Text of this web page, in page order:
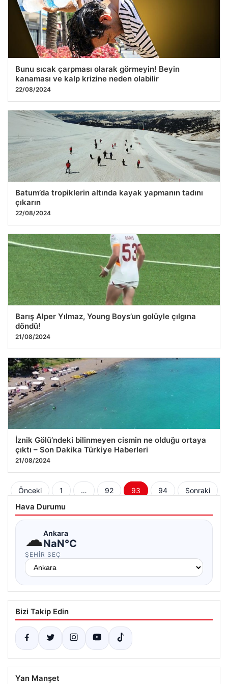
Bunu sıcak çarpması olarak görmeyin! Beyin
kanaması ve kalp krizine neden olabilir
22/08/2024
Batum’da tropiklerin altında kayak yapmanın tadını
çıkarın
22/08/2024
Barış Alper Yılmaz, Young Boys’un golüyle çılgına
döndü!
21/08/2024
İznik Gölü’ndeki bilinmeyen cismin ne olduğu ortaya
çıktı – Son Dakika Türkiye Haberleri
21/08/2024
Yazı
sayfalaması
Önceki 1 … 92 93 94 Sonraki
Hava Durumu
☁Ankara
NaN°C
ŞEHIR SEÇ
Bizi Takip Edin
Yan Manşet